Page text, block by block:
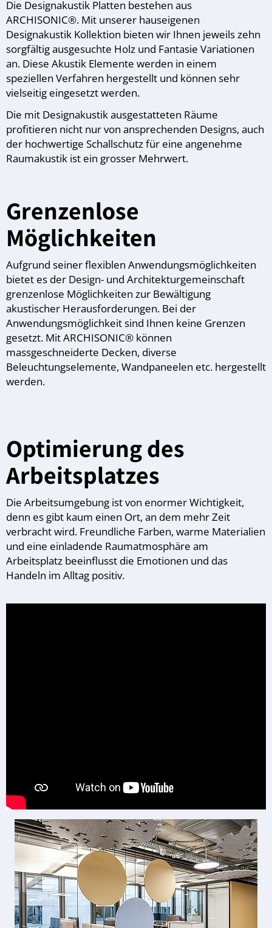
Die Designakustik Platten bestehen aus
ARCHISONIC®. Mit unserer hauseigenen
Designakustik Kollektion bieten wir Ihnen jeweils zehn
sorgfältig ausgesuchte Holz und Fantasie Variationen
an. Diese Akustik Elemente werden in einem
speziellen Verfahren hergestellt und können sehr
vielseitig eingesetzt werden.
Die mit Designakustik ausgestatteten Räume
profitieren nicht nur von ansprechenden Designs, auch
der hochwertige Schallschutz für eine angenehme
Raumakustik ist ein grosser Mehrwert.
Grenzenlose
Möglichkeiten
Aufgrund seiner flexiblen Anwendungsmöglichkeiten
bietet es der Design- und Architekturgemeinschaft
grenzenlose Möglichkeiten zur Bewältigung
akustischer Herausforderungen. Bei der
Anwendungsmöglichkeit sind Ihnen keine Grenzen
gesetzt. Mit ARCHISONIC® können
massgeschneiderte Decken, diverse
Beleuchtungselemente, Wandpaneelen etc. hergestellt
werden.
Optimierung des
Arbeitsplatzes
Die Arbeitsumgebung ist von enormer Wichtigkeit,
denn es gibt kaum einen Ort, an dem mehr Zeit
verbracht wird. Freundliche Farben, warme Materialien
und eine einladende Raumatmosphäre am
Arbeitsplatz beeinflusst die Emotionen und das
Handeln im Alltag positiv.